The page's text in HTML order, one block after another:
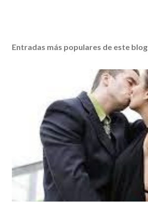
Entradas más populares de este blog